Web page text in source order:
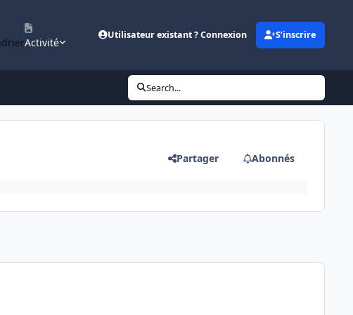
Activité
Utilisateur existant ? Connexion S’inscrire
Search...
Partager Abonnés